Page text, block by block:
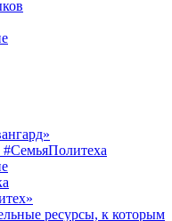
ресурсы, к которым